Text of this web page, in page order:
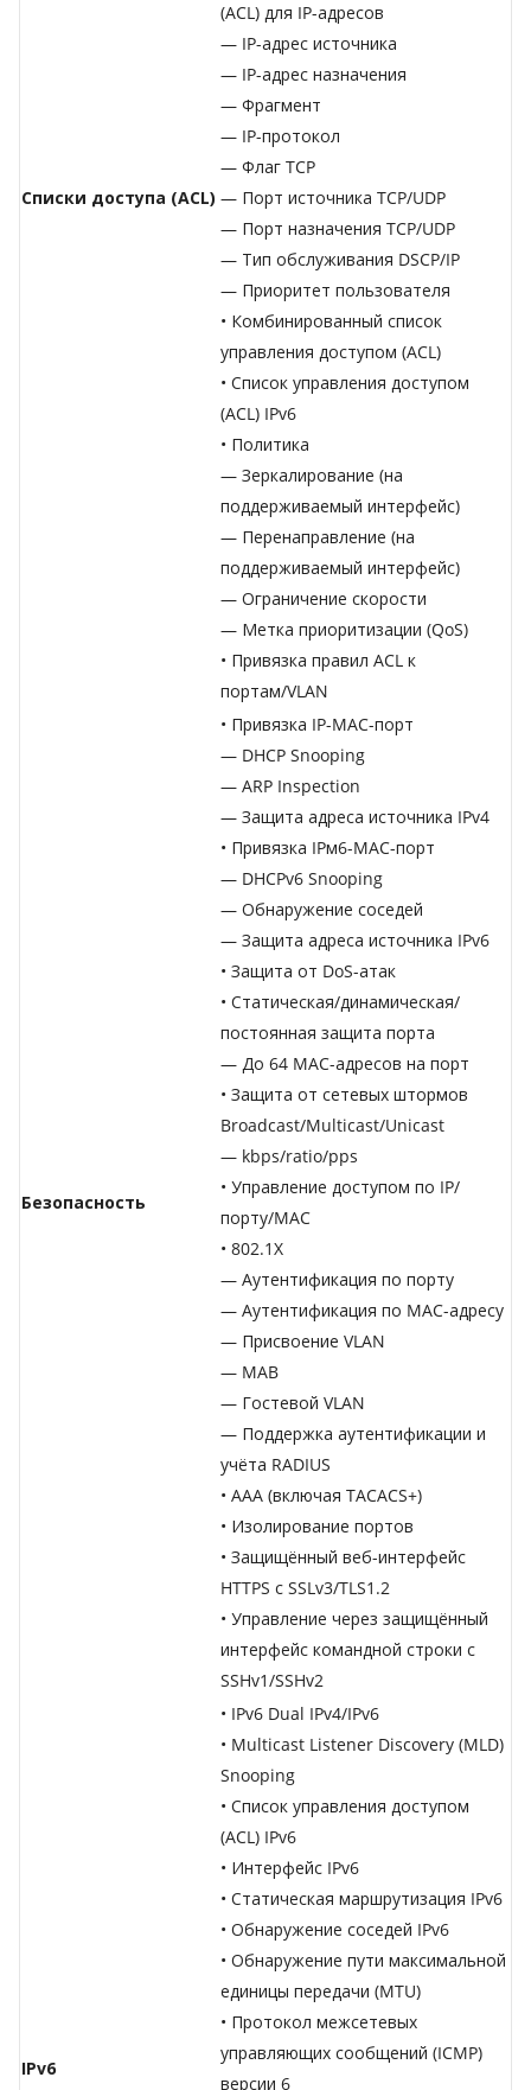
Списки доступа (ACL)
(ACL) для IP-адресов
— IP-адрес источника
— IP-адрес назначения
— Фрагмент
— IP-протокол
— Флаг TCP
— Порт источника TCP/UDP
— Порт назначения TCP/UDP
— Тип обслуживания DSCP/IP
— Приоритет пользователя
• Комбинированный список
управления доступом (ACL)
• Список управления доступом
(ACL) IPv6
• Политика
— Зеркалирование (на
поддерживаемый интерфейс)
— Перенаправление (на
поддерживаемый интерфейс)
— Ограничение скорости
— Метка приоритизации (QoS)
• Привязка правил ACL к
портам/VLAN
Безопасность
• Привязка IP-MAC-порт
— DHCP Snooping
— ARP Inspection
— Защита адреса источника IPv4
• Привязка IPм6-MAC-порт
— DHCPv6 Snooping
— Обнаружение соседей
— Защита адреса источника IPv6
• Защита от DoS-атак
• Статическая/динамическая/
постоянная защита порта
— До 64 MAC-адресов на порт
• Защита от сетевых штормов
Broadcast/Multicast/Unicast
— kbps/ratio/pps
• Управление доступом по IP/
порту/MAC
• 802.1X
— Аутентификация по порту
— Аутентификация по MAC-адресу
— Присвоение VLAN
— MAB
— Гостевой VLAN
— Поддержка аутентификации и
учёта RADIUS
• AAA (включая TACACS+)
• Изолирование портов
• Защищённый веб-интерфейс
HTTPS с SSLv3/TLS1.2
• Управление через защищённый
интерфейс командной строки с
SSHv1/SSHv2
IPv6
• IPv6 Dual IPv4/IPv6
• Multicast Listener Discovery (MLD)
Snooping
• Список управления доступом
(ACL) IPv6
• Интерфейс IPv6
• Статическая маршрутизация IPv6
• Обнаружение соседей IPv6
• Обнаружение пути максимальной
единицы передачи (MTU)
• Протокол межсетевых
управляющих сообщений (ICMP)
версии 6